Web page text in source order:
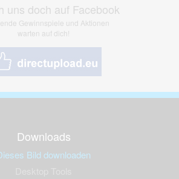
uns doch auf Facebook
Gewinnspiele und Aktionen
warten auf dich!
Downloads
Bild downloaden